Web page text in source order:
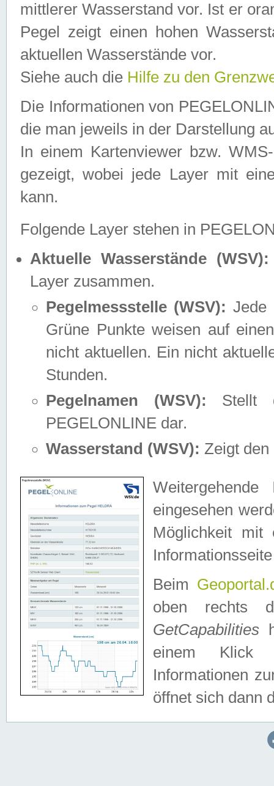
mittlerer Wasserstand vor. Ist er
Pegel zeigt einen hohen
aktuellen Wasserstände vor.
Siehe auch die Hilfe zu den
Die Informationen von
die man jeweils in der Darstellung
In einem Kartenviewer bzw.
gezeigt, wobei jede Layer mit
kann.
Folgende Layer stehen in
Aktuelle Wasserstände (WSV):
Layer zusammen.
Pegelmessstelle (WSV): Jede
Grüne Punkte weisen auf
nicht aktuellen. Ein nicht
Stunden.
Pegelnamen (WSV): Stellt
PEGELONLINE dar.
Wasserstand (WSV): Zeigt den
eingesehen
Möglichkeit mit
Beim
oben rechts
GetCapabilities
einem Klick
Informationen
öffnet sich dann